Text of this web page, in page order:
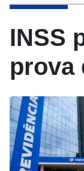
INSS
prova